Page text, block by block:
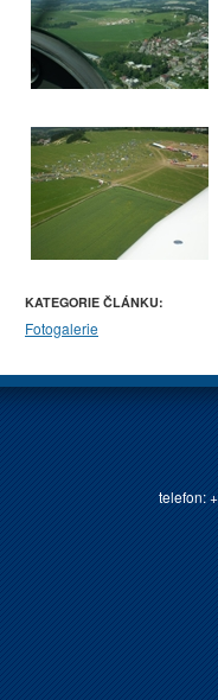
KATEGORIE ČLÁNKU:
Fotogalerie
telefon: